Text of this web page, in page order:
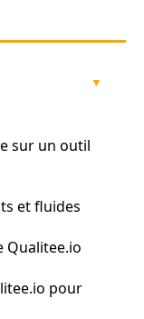
sur un outil
et fluides
Qualitee.io
pour